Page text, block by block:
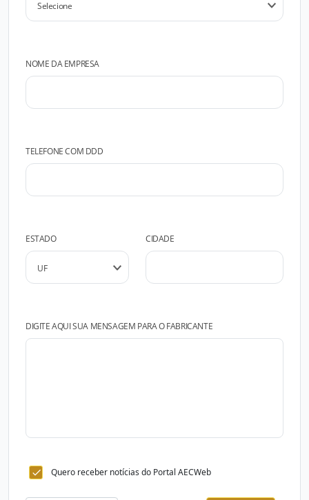
NOME DA EMPRESA
TELEFONE COM DDD
ESTADO CIDADE
DIGITE AQUI SUA MENSAGEM PARA O FABRICANTE
Quero receber notícias do Portal AECWeb